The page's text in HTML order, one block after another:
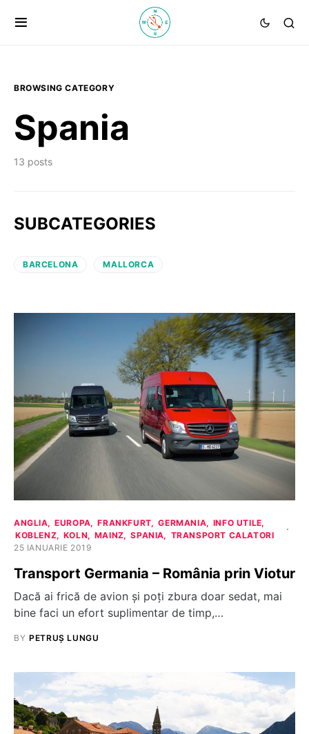
BROWSING CATEGORY
Spania
13 posts
SUBCATEGORIES
BARCELONA MALLORCA
ANGLIA EUROPA FRANKFURT GERMANIA
INFO UTILE
KOBLENZ
KOLN MAINZ SPANIA
TRANSPORT CALATORI
25 IANUARIE 2019
Transport Germania – România prin Viotur
Dacă ai frică de avion și poți zbura doar sedat, mai
bine faci un efort suplimentar de timp,…
BY PETRUȘ LUNGU